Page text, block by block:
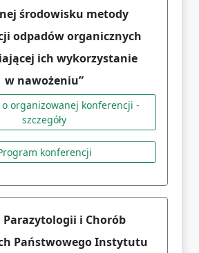
środowisku metody
odpadów organicznych
ich wykorzystanie
w nawożeniu”
organizowanej konferencji -
szczegóły
konferencji
Parazytologii i Chorób
Państwowego Instytutu